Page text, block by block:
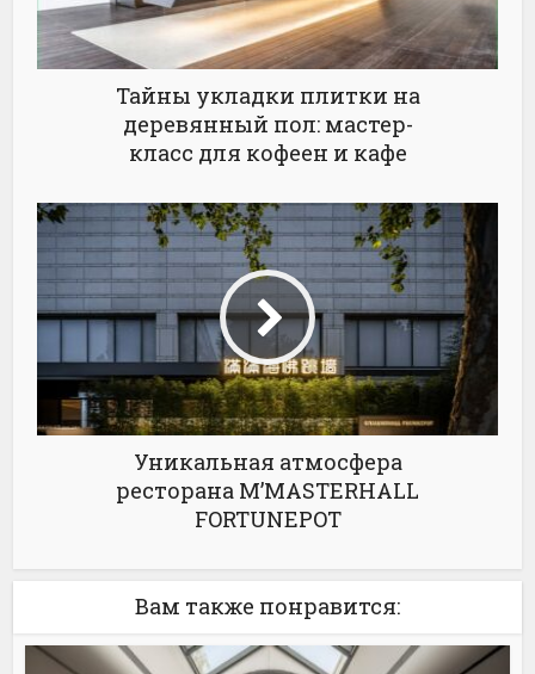
Тайны укладки плитки на
деревянный пол: мастер-
класс для кофеен и кафе
Уникальная атмосфера
ресторана M’MASTERHALL
FORTUNEPOT
Вам также понравится: